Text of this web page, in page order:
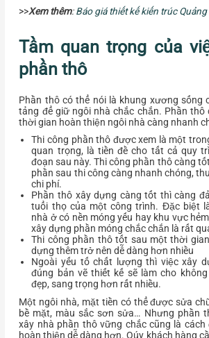
>>Xem thêm:Báo giá thiết kế kiến trúc
Tầm quan trọng của
phần thô
Phần thô có thể nói là khung xương sống
tảng để giữ ngôi nhà chắc chắn. Phần thô
thời gian hoàn thiện ngôi nhà càng nhanh
Thi công phần thô được xem là một
quan trọng, là tiền đề cho tất cả quy
đoạn sau này. Thi công phần thô càng
phần sau thi công càng nhanh chóng,
chi phí.
Phần thô xây dựng càng tốt thì càng
tuổi thọ của một công trình. Đặc biệt
nhà ở có nền móng yếu hay khu vực
xây dựng phần móng chắc chắn là rất
Thi công phần thô tốt sau một thời
dựng thêm trở nên dễ dàng hơn nhiều
Ngoài yếu tố chất lượng thì việc xây
đúng bản vẽ thiết kế sẽ làm cho
đẹp, sang trọng hơn rất nhiều.
Một ngôi nhà, mặt tiền có thể được sửa
bề mặt, màu sắc sơn sửa… Nhưng phần
xây nhà phần thô vững chắc cũng là cách
hoàn thiện dễ dàng hơn. Qúy khách hàng